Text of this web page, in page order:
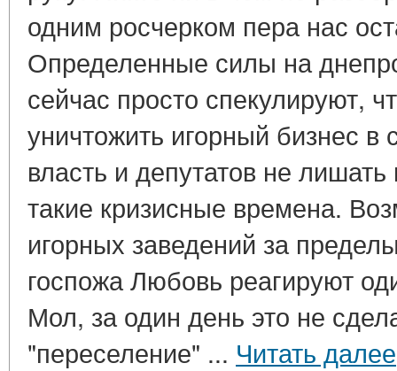
одним росчерком пера нас
Определенные силы на
сейчас просто спекулируют,
уничтожить игорный бизнес
власть и депутатов не
такие кризисные времена.
игорных заведений за
госпожа Любовь реагируют
Мол, за один день это не
"переселение" ... Читать далее